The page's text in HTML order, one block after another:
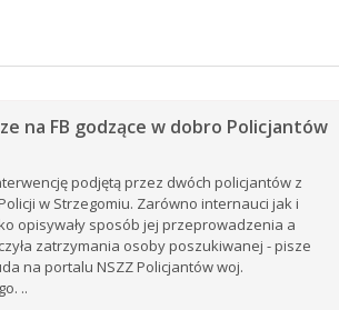
na FB godzące w dobro Policjantów
podjętą przez dwóch policjantów z
w Strzegomiu. Zarówno internauci jak i
opisywały sposób jej przeprowadzenia a
zatrzymania osoby poszukiwanej - pisze
na portalu NSZZ Policjantów woj.
..